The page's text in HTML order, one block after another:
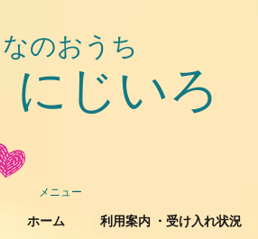
のおうち
にじいろ
ホーム 利用案内 ・受け入れ状況
メニュー